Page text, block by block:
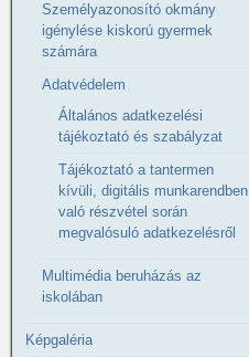
Személyazonosító okmány
igénylése kiskorú gyermek
számára
Adatvédelem
Általános adatkezelési
tájékoztató és szabályzat
Tájékoztató a tantermen
kívüli, digitális munkarendben
való részvétel során
megvalósuló adatkezelésről
Multimédia beruházás az
iskolában
Képgaléria